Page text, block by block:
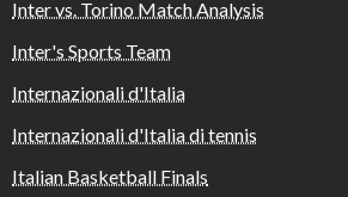
Inter vs. Torino Match Analysis
Inter's Sports Team
Internazionali d'Italia
Internazionali d'Italia di tennis
Italian Basketball Finals